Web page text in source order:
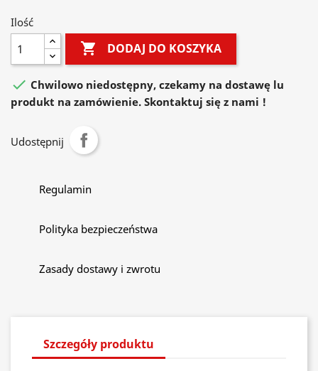
Ilość
 DODAJ DO KOSZYKA
 Chwilowo niedostępny, czekamy na dostawę lu
produkt na zamówienie. Skontaktuj się z nami !
Udostępnij
Regulamin
Polityka bezpieczeństwa
Zasady dostawy i zwrotu
Szczegóły produktu